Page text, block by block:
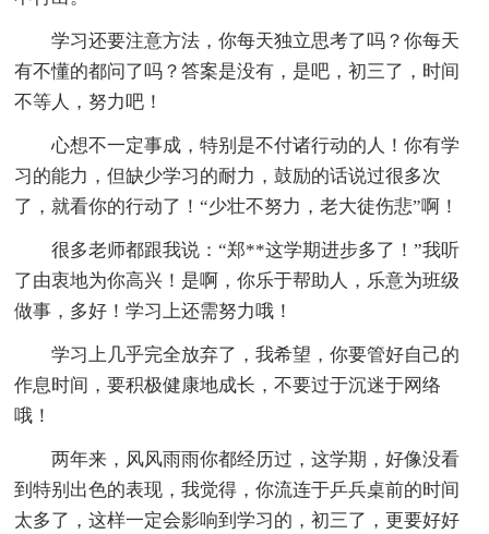
学习还要注意方法，你每天独立思考了吗？你每天
有不懂的都问了吗？答案是没有，是吧，初三了，时间
不等人，努力吧！
心想不一定事成，特别是不付诸行动的人！你有学
习的能力，但缺少学习的耐力，鼓励的话说过很多次
了，就看你的行动了！“少壮不努力，老大徒伤悲”啊！
很多老师都跟我说：“郑**这学期进步多了！”我听
了由衷地为你高兴！是啊，你乐于帮助人，乐意为班级
做事，多好！学习上还需努力哦！
学习上几乎完全放弃了，我希望，你要管好自己的
作息时间，要积极健康地成长，不要过于沉迷于网络
哦！
两年来，风风雨雨你都经历过，这学期，好像没看
到特别出色的表现，我觉得，你流连于乒兵桌前的时间
太多了，这样一定会影响到学习的，初三了，更要好好